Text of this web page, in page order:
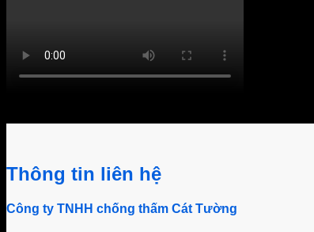
Thông tin liên hệ
Công ty TNHH chống thấm Cát Tường